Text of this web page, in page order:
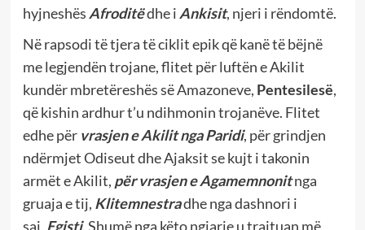
hyjneshës Afroditëdhe i Ankisit, njeri i rëndomtë.
Në rapsodi të tjera të ciklit epik që kanë të bëjnë
me legjendën trojane, flitet për luftën e Akilit
kundër mbretëreshës së Amazoneve, Pentesilesë,
që kishin ardhur t’u ndihmonin trojanëve. Flitet
edhe për vrasjen e Akilit nga Paridi, për grindjen
ndërmjet Odiseut dhe Ajaksit se kujt i takonin
armët e Akilit, për vrasjen e Agamemnonit nga
gruaja e tij, Klitemnestradhe nga dashnori i
saj, Egisti. Shumë nga këto ngjarje u trajtuan më